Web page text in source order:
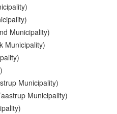
Municipality)
Municipality)
Municipality)
Municipality)